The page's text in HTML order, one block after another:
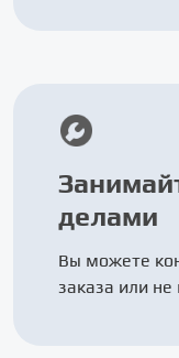
делами
Вы можете
заказа или не